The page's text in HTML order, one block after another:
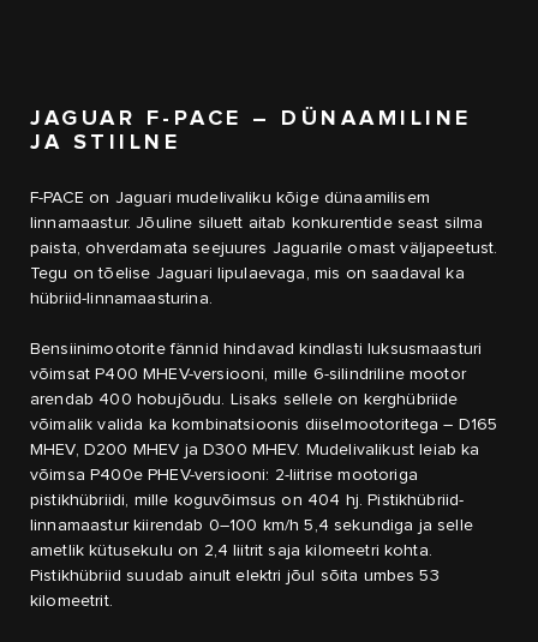
JAGUAR F-PACE – DÜNAAMILINE
JA STIILNE
F-PACE on Jaguari mudelivaliku kõige dünaamilisem
linnamaastur. Jõuline siluett aitab konkurentide seast silma
paista, ohverdamata seejuures Jaguarile omast väljapeetust.
Tegu on tõelise Jaguari lipulaevaga, mis on saadaval ka
hübriid-linnamaasturina.
Bensiinimootorite fännid hindavad kindlasti luksusmaasturi
võimsat P400 MHEV-versiooni, mille 6-silindriline mootor
arendab 400 hobujõudu. Lisaks sellele on kerghübriide
võimalik valida ka kombinatsioonis diiselmootoritega – D165
MHEV, D200 MHEV ja D300 MHEV. Mudelivalikust leiab ka
võimsa P400e PHEV-versiooni: 2-liitrise mootoriga
pistikhübriidi, mille koguvõimsus on 404 hj. Pistikhübriid-
linnamaastur kiirendab 0–100 km/h 5,4 sekundiga ja selle
ametlik kütusekulu on 2,4 liitrit saja kilomeetri kohta.
Pistikhübriid suudab ainult elektri jõul sõita umbes 53
kilomeetrit.